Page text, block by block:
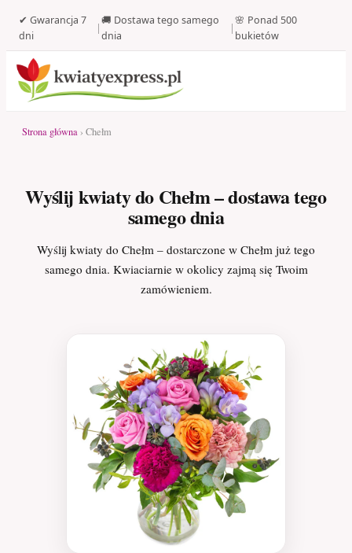
✔ Gwarancja 7
dni
|
🚚 Dostawa tego samego
dnia
|
🌸 Ponad 500
bukietów
Strona główna › Chełm
Wyślij kwiaty do Chełm – dostawa tego
samego dnia
Wyślij kwiaty do Chełm – dostarczone w Chełm już tego
samego dnia. Kwiaciarnie w okolicy zajmą się Twoim
zamówieniem.